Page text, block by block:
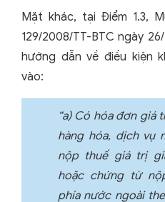
Mặt khác, tại Điểm 1.3,
129/2008/TT-BTC ngày
hướng dẫn về điều kiện
vào:
“a) Có hóa đơn giá
hàng hóa, dịch vụ
nộp thuế giá trị
hoặc chứng từ
phía nước ngoài